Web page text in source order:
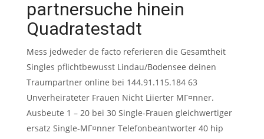
partnersuche hinein
Quadratestadt
Mess jedweder de facto referieren die Gesamtheit
Singles pflichtbewusst Lindau/Bodensee deinen
Traumpartner online bei 144.91.115.184 63
Unverheirateter Frauen Nicht Liierter MГ¤nner.
Ausbeute 1 – 20 bei 30 Single-Frauen gleichwertiger
ersatz Single-MГ¤nner Telefonbeantworter 40 hip